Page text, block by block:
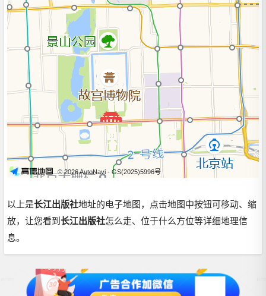
© 2026 AutoNavi - GS(2025)5996号
以上是长江出版社地址的电子地图，点击地图中按钮可移动、缩
放，让您看到长江出版社怎么走、位于什么方位等详细地理信
息。